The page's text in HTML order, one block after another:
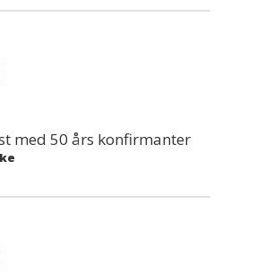
med 50 års konfirmanter